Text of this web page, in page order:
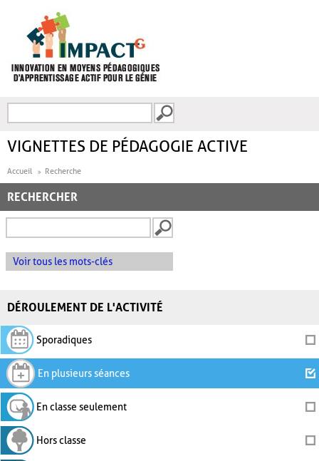
FORMULAIRE DE
VIGNETTES DE PÉDAGOGIE ACTIVE
Accueil Recherche
RECHERCHER
Voir tous les mots-clés
DÉROULEMENT DE L'ACTIVITÉ
Sporadiques
En plusieurs séances
En classe seulement
Hors classe